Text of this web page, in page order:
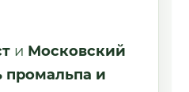
и Московский
промальпа и